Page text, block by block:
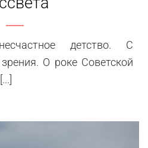
детство. С
О роке Советской